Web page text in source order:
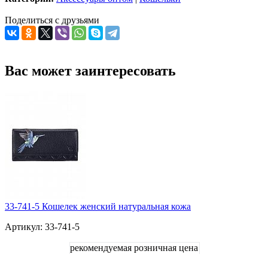
Поделиться с друзьями
Вас может заинтересовать
33-741-5 Кошелек женский натуральная кожа
Артикул: 33-741-5
рекомендуемая розничная цена